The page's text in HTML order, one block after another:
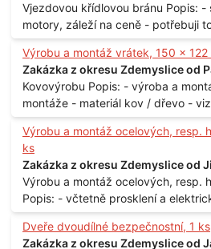
Vjezdovou křídlovou bránu Popis: - s montáží - možná i s
motory, záleží na ceně - potřebuji
Materiál: - ocel Množství: - 1 ks Velikost: - 3 m Lokalita: -
Praha
Výrobu a montáž vrátek, 150 x 122
Zakázka z okresu Zdemyslice od
Kovovýrobu Popis: - výroba a montáž vrátek - včetně
montáže - materiál kov / dřevo - viz příloha
Výrobu a montáž ocelových, resp.
ks
Zakázka z okresu Zdemyslice od
Výrobu a montáž ocelových, resp.
Popis: - včtetně prosklení a
samozamýkacích zámků pro panelový dům
vchodové dveře umístěné v
Dveře dvoudílné bezpečnostní, 1 ks
Zakázka z okresu Zdemyslice od